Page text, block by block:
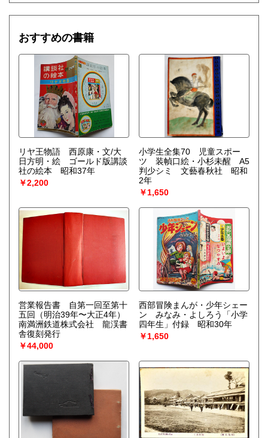
おすすめの書籍
リヤ王物語 西原康・文/大
日方明・絵 ゴールド版講談
社の絵本 昭和37年
￥2,200
小学生全集70 児童スポー
ツ 装幀口絵・小杉未醒 A5
判少シミ 文藝春秋社 昭和
2年
￥1,650
営業報告書 自第一回至第十
五回（明治39年〜大正4年）
南満洲鉄道株式会社 龍渓書
舎復刻発行
￥44,000
西部冒険まんが・少年シェー
ン みなみ・よしろう「小学
四年生」付録 昭和30年
￥1,650